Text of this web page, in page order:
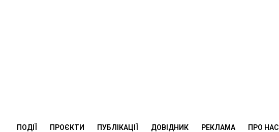
ПОДІЇ ПРОЄКТИ ПУБЛІКАЦІЇ ДОВІДНИК РЕКЛАМА ПРО НАС